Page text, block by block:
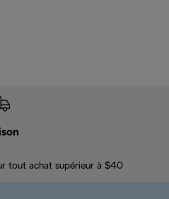
tout achat supérieur à $40